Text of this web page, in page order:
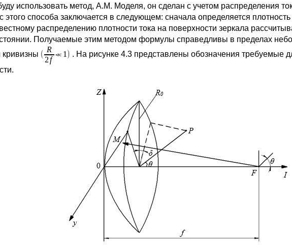
использовать метод, А.М. Моделя, он сделан с учетом распределения
этого способа заключается в следующем: сначала определяется плотность
распределению плотности тока на поверхности зеркала
Получаемые этим методом формулы справедливы в пределах
кривизны
. На рисунке 4.3 представлены обозначения требуемые